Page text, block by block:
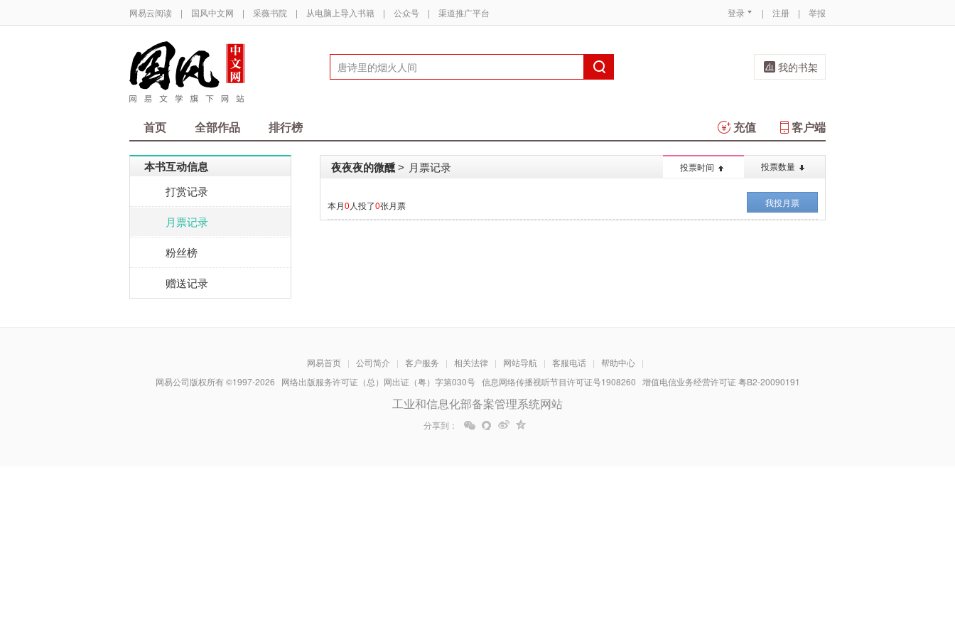
网易云阅读 | 国风中文网 | 采薇书院 | 从电脑上导入书籍 | 公众号 | 渠道推广平台 登录 | 注册 | 举报
我的书架
首页 全部作品 排行榜 客户端
充值
本书互动信息
打赏记录
月票记录
粉丝榜
赠送记录
投票时间 投票数量
夜夜夜的微醺 > 月票记录
本月0 人投了0张月票 我投月票
网易首页 | 公司简介 | 客户服务 | 相关法律 | 网站导航 | 客服电话 | 帮助中心 |
网易公司版权所有 ©1997-2026 网络出版服务许可证（总）网出证（粤）字第030号 信息网络传播视听节目许可证号1908260 增值电信业务经营许可证 粤B2-20090191
工业和信息化部备案管理系统网站
分享到：